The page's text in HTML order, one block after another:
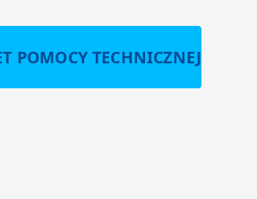
POMOCY TECHNICZNEJ